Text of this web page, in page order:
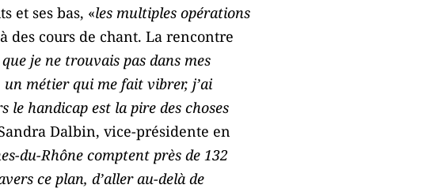
et ses bas, «les multiples opérations
des cours de chant. La rencontre
je ne trouvais pas dans mes
métier qui me fait vibrer, j’ai
le handicap est la pire des choses
Dalbin, vice-présidente en
du-Rhône comptent près de 132
ce plan, d’aller au-delà de